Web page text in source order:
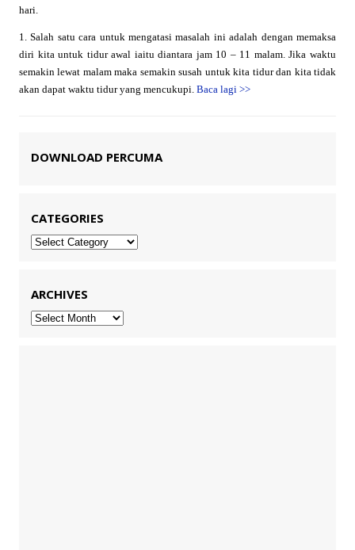
hari.
1. Salah satu cara untuk mengatasi masalah ini adalah dengan memaksa
diri kita untuk tidur awal iaitu diantara jam 10 – 11 malam. Jika waktu
semakin lewat malam maka semakin susah untuk kita tidur dan kita tidak
akan dapat waktu tidur yang mencukupi. Baca lagi >>
DOWNLOAD PERCUMA
CATEGORIES
Categories
ARCHIVES
Archives